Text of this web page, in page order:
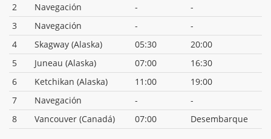
2
Navegación -
-
3
Navegación -
-
4
Skagway (Alaska) 05:30
20:00
5
Juneau (Alaska) 07:00
16:30
6
Ketchikan (Alaska) 11:00
19:00
7
Navegación -
-
8
Vancouver (Canadá) 07:00 Desembarque